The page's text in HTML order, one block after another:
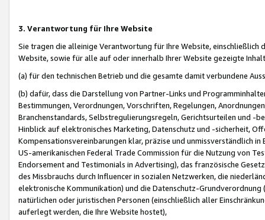
3. Verantwortung für Ihre Website
Sie tragen die alleinige Verantwortung für Ihre Website,
Website, sowie für alle auf oder innerhalb Ihrer Website gezeigte
(a) für den technischen Betrieb und die gesamte damit verbundene
(b) dafür, dass die Darstellung von Partner-Links und
Bestimmungen, Verordnungen, Vorschriften, Regelungen,
Branchenstandards, Selbstregulierungsregeln, Gerichtsurteilen und -
Hinblick auf elektronisches Marketing, Datenschutz und -sicherheit,
Kompensationsvereinbarungen klar, präzise und unmissverständlich
US-amerikanischen Federal Trade Commission für die Nutzung von
Endorsement and Testimonials in Advertising), das französische
des Missbrauchs durch Influencer in sozialen Netzwerken, die
elektronische Kommunikation) und die Datenschutz-
natürlichen oder juristischen Personen (einschließlich aller
auferlegt werden, die Ihre Website hostet),